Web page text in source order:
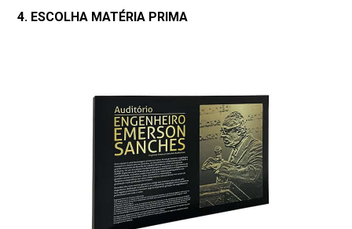
4. ESCOLHA MATÉRIA PRIMA